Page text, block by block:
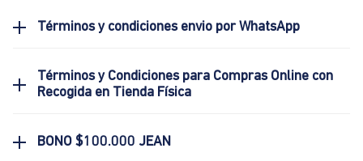
Términos y condiciones envio por WhatsApp
Términos y Condiciones para Compras Online con
Recogida en Tienda Física
BONO $100.000 JEAN